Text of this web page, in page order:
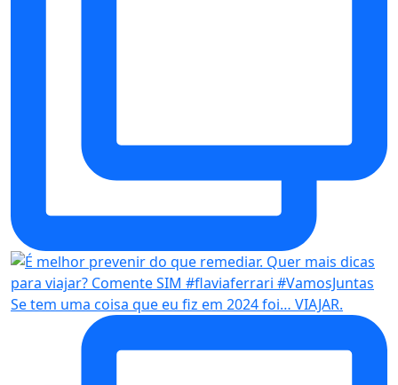
Se tem uma coisa que eu fiz em 2024 foi… VIAJAR.